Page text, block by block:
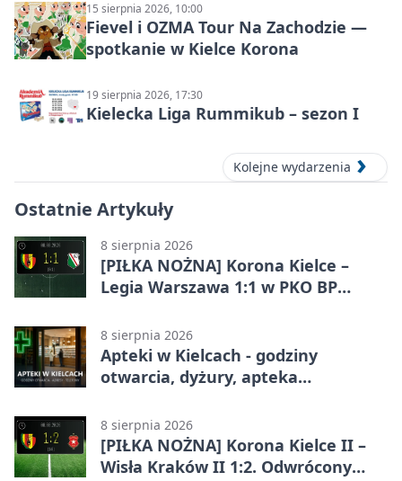
15 sierpnia 2026, 10:00
Fievel i OZMA Tour Na Zachodzie —
spotkanie w Kielce Korona
19 sierpnia 2026, 17:30
Kielecka Liga Rummikub – sezon I
Kolejne wydarzenia
Ostatnie Artykuły
8 sierpnia 2026
[PIŁKA NOŻNA] Korona Kielce –
Legia Warszawa 1:1 w PKO BP
zatrzymali lidera
8 sierpnia 2026
Apteki w Kielcach - godziny
otwarcia, dyżury, apteka
8 sierpnia 2026
[PIŁKA NOŻNA] Korona Kielce II –
Wisła Kraków II 1:2. Odwrócony